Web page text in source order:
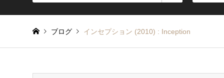
ブログ インセプション (2010) : Inception